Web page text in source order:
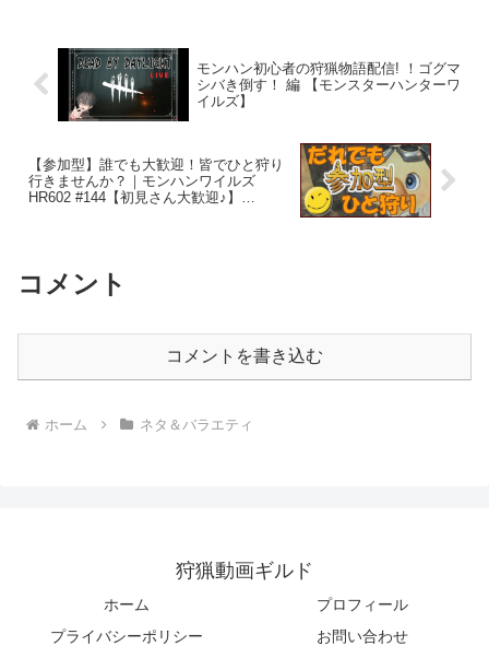
モンハン初心者の狩猟物語配信! ！ゴグマ
シバき倒す！ 編 【モンスターハンターワ
イルズ】
【参加型】誰でも大歓迎！皆でひと狩り
行きませんか？｜モンハンワイルズ
HR602 #144【初見さん大歓迎♪】
コメント
コメントを書き込む
ホーム ネタ＆バラエティ
狩猟動画ギルド
ホーム
プロフィール
プライバシーポリシー
お問い合わせ